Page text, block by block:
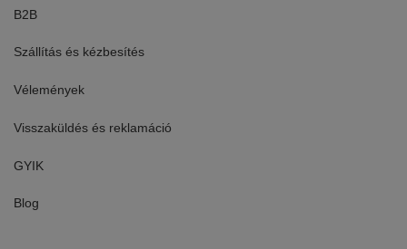
B2B
Szállítás és kézbesítés
Vélemények
Visszaküldés és reklamáció
GYIK
Blog